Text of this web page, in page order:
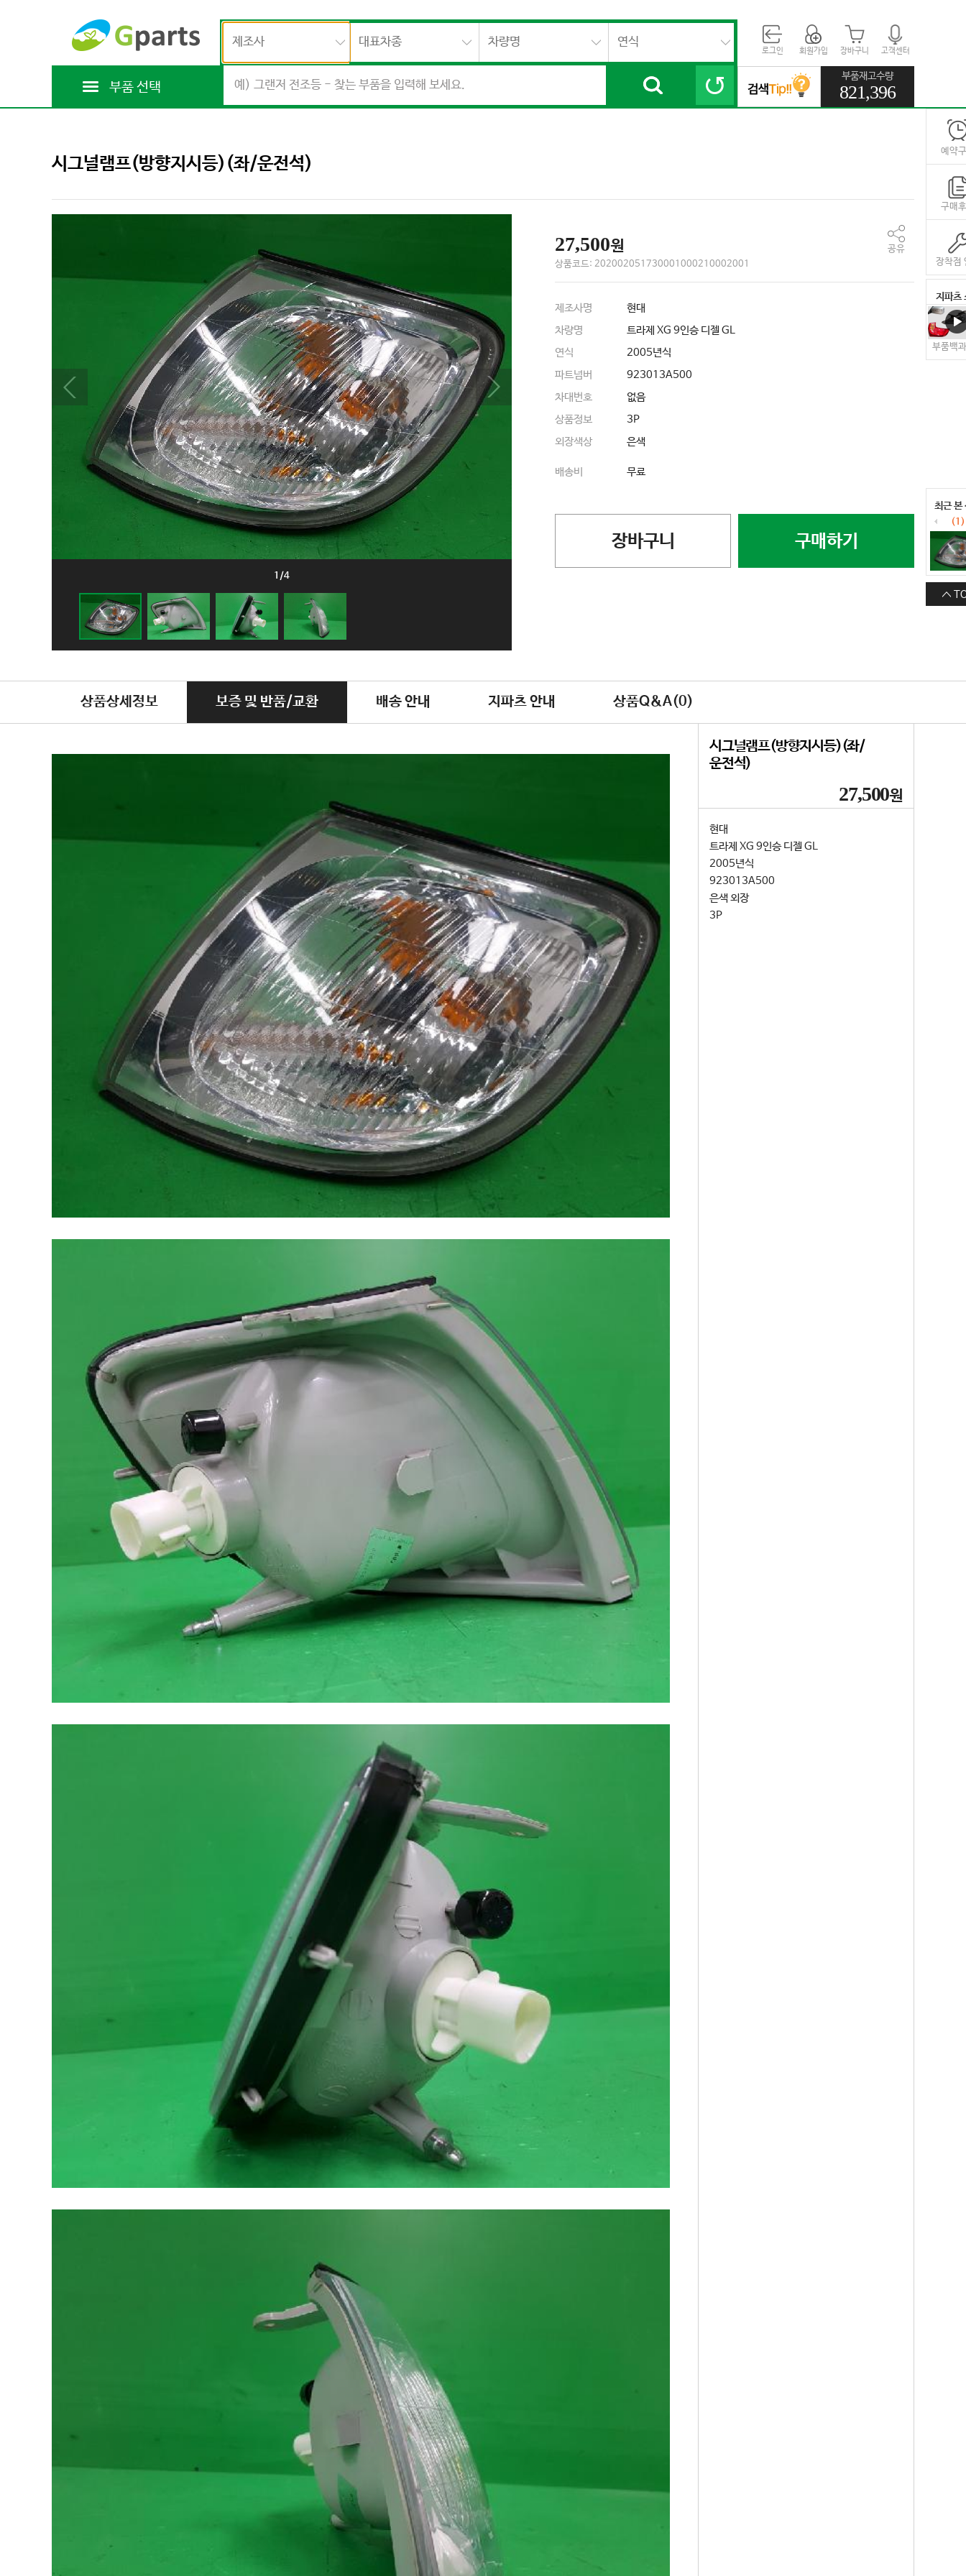
부품 선택
제조사 대표차종 차량명 연식
로그인 회원가입 장바구니 고객센터
부품재고수량
821,396
시그널램프(방향지시등)(좌/운전석)
1 /4
27,500원
상품코드: 202002051730001000210002001
공유
제조사명
현대
차량명
트라제 XG 9인승 디젤 GL
연식
2005년식
파트넘버
923013A500
차대번호
없음
상품정보
3P
외장색상
은색
배송비 무료
장바구니 구매하기
상품상세정보 보증 및 반품/교환 배송 안내 지파츠 안내 상품Q&A(0)
시그널램프(방향지시등)(좌/
운전석)
27,500원
현대
트라제 XG 9인승 디젤 GL
2005년식
923013A500
은색 외장
3P
예약
구매
장착점
지파츠
부품백
최근 본
(1)